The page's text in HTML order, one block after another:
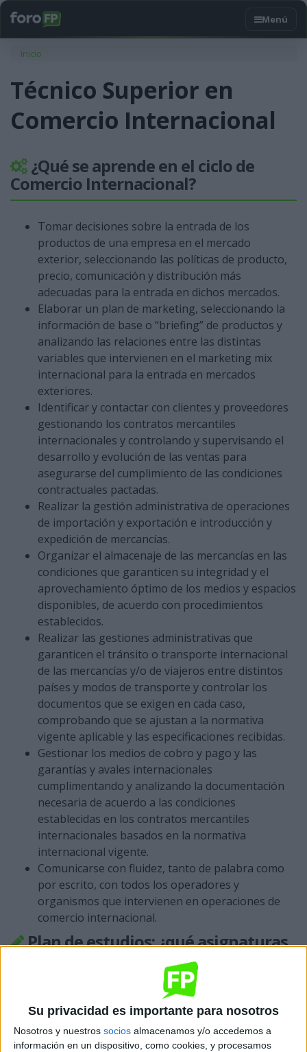
Su privacidad es importante para nosotros
Nosotros y nuestros socios almacenamos y/o accedemos a
información en un dispositivo, como cookies, y procesamos
Usted está aquí
Inicio
Técnico Superior en
Comercio Internacional
¿Qué se aprende en el ciclo de
Comercio Internacional?
Tomar decisiones sobre la entrada de los
productos de una empresa en el mercado
exterior, seleccionando las políticas de producto,
precio, comunicación y distribución más
adecuadas para la entrada en dichos mercados.
Elaborar un plan de marketing, seleccionando la
información de base o “briefing” de productos y
analizando las relaciones entre las distintas
variables que intervienen en el marketing mix
internacional para la entrada en mercados
exteriores.
Identificar y contactar con clientes y proveedores
gestionando los contratos mercantiles
internacionales y controlando y supervisando el
desarrollo y evolución de las ventas para
asegurarse del cumplimiento de las condiciones
contractuales pactadas.
Realizar la gestión administrativa de operaciones
de importación y exportación e introducción y
expedición de mercancías.
Organizar el almacenaje de las mercancías en las
condiciones que garanticen su integridad y el
aprovechamiento óptimo de los medios y espacios
disponibles, de acuerdo con procedimientos
establecidos.
Realizar las gestiones administrativas que
garanticen el tránsito o transporte internacional
de las mercancías y/o de viajeros entre distintos
países y modos de transporte y controlar los
documentos que se exigen en cada caso,
comprobando que se ajustan a la normativa
vigente aplicable y las especificaciones recibidas.
Gestionar los medios de cobro y pago y las
garantías y avales internacionales
cumplimentando y analizando la documentación
necesaria de acuerdo a las condiciones
establecidas en los contratos mercantiles
internacionales basados en la normativa
internacional vigente.
Comunicarse con fluidez, tanto de palabra como
por escrito, con todos los operadores y
organismos que intervienen en operaciones de
comercio internacional.
Plan de estudios: ¿qué asignaturas
/ módulos tiene Comercio
En los estudios de FP, te formas tanto en el centro
educativo que hayas elegido como en una empresa real.